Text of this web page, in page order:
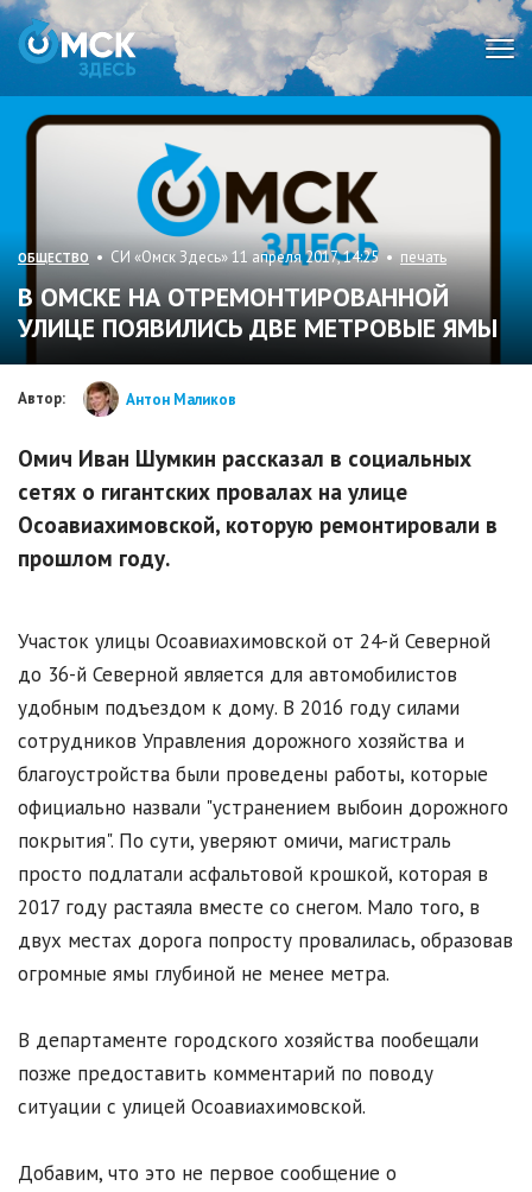
ОБЩЕСТВО • СИ «Омск Здесь» 11 апреля 2017, 14:25 • печать
В ОМСКЕ НА ОТРЕМОНТИРОВАННОЙ
УЛИЦЕ ПОЯВИЛИСЬ ДВЕ МЕТРОВЫЕ ЯМЫ
Автор: Антон Маликов
Омич Иван Шумкин рассказал в социальных
сетях о гигантских провалах на улице
Осоавиахимовской, которую ремонтировали в
прошлом году.
Участок улицы Осоавиахимовской от 24-й Северной
до 36-й Северной является для автомобилистов
удобным подъездом к дому. В 2016 году силами
сотрудников Управления дорожного хозяйства и
благоустройства были проведены работы, которые
официально назвали "устранением выбоин дорожного
покрытия". По сути, уверяют омичи, магистраль
просто подлатали асфальтовой крошкой, которая в
2017 году растаяла вместе со снегом. Мало того, в
двух местах дорога попросту провалилась, образовав
огромные ямы глубиной не менее метра.
В департаменте городского хозяйства пообещали
позже предоставить комментарий по поводу
ситуации с улицей Осоавиахимовской.
Добавим, что это не первое сообщение о